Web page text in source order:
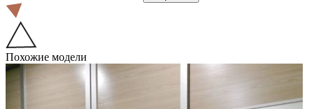
Похожие модели